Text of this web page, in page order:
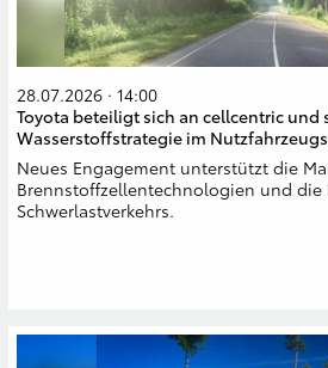
28.07.2026 · 14:00
Toyota beteiligt sich an cellcentric und
Wasserstoffstrategie im
Neues Engagement unterstützt die
Brennstoffzellentechnologien und die
Schwerlastverkehrs.